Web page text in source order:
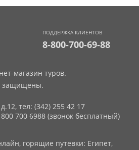
ПОДДЕРЖКА КЛИЕНТОВ
8-800-700-69-88
магазин туров.
защищены.
тел: (342) 255 42 17
700 6988 (звонок бесплатный)
горящие путевки: Египет,